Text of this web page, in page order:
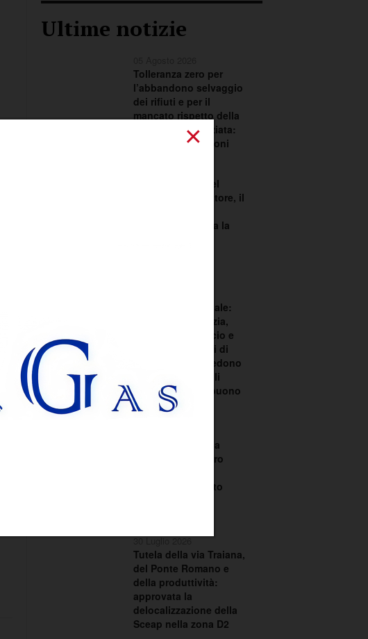
Ultime notizie
Tolleranza zero per
l’abbandono selvaggio
dei rifiuti e per il
mancato rispetto della
raccolta differenziata:
scattano le sanzioni
Festa in onore del
Santissimo Salvatore, il
Patronali richiama la
Consiglio comunale:
dialogo sull’edilizia,
scontro su bilancio e
TARI. I consiglieri di
centrodestra chiedono
le dimissioni degli
assessori Santobuono
e Piazzolla
La Regione Puglia
chiede al Ministero
commissariamento
30 Luglio 2026
Tutela della via Traiana,
del Ponte Romano e
della produttività:
approvata la
delocalizzazione della
Sceap nella zona D2
×